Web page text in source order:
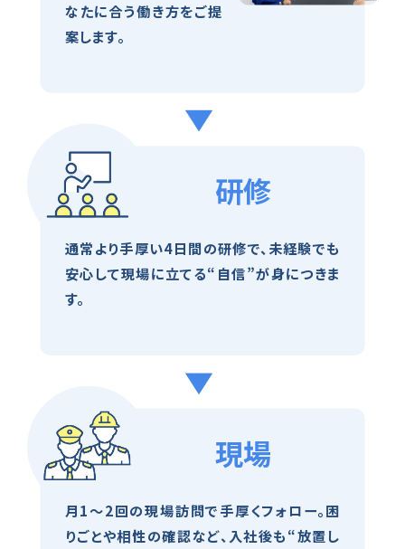
なたに合う働き方をご提
案します。
研修
通常より手厚い4日間の研修で、未経験でも
安心して現場に立てる“自信”が身につきま
す。
現場
月1～2回の現場訪問で手厚くフォロー。困
りごとや相性の確認など、入社後も“放置し